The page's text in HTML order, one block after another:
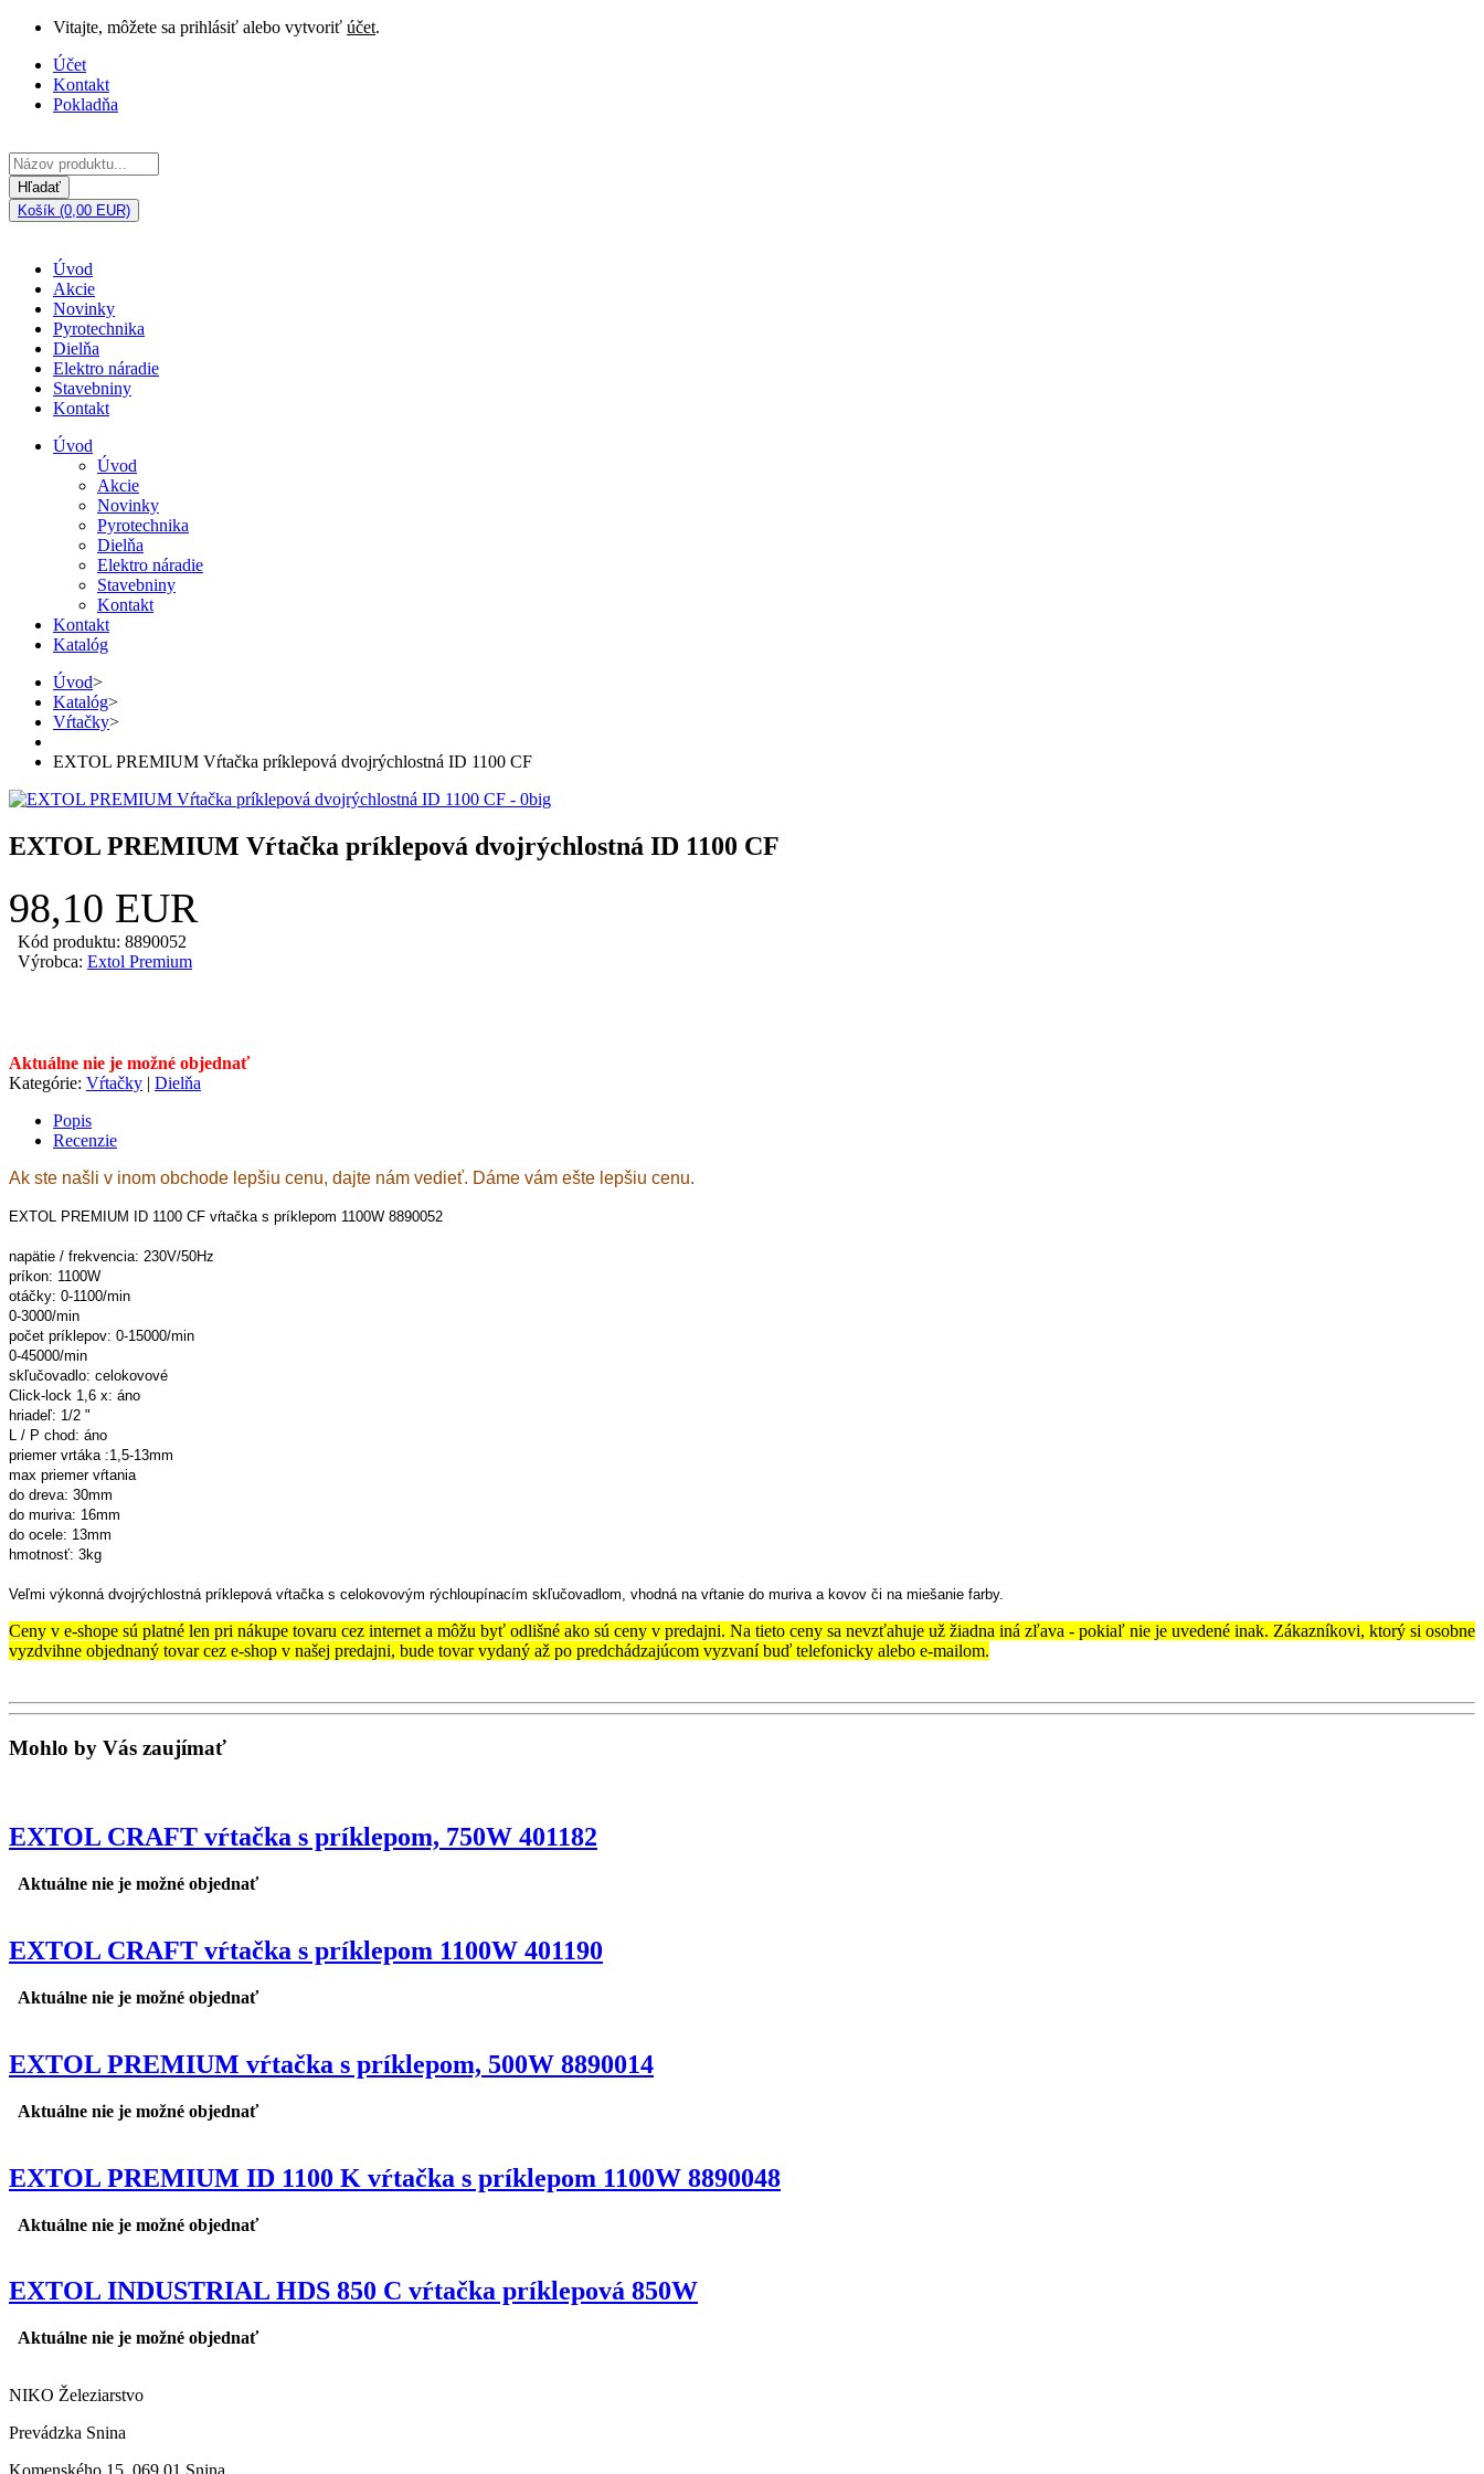
Vitajte, môžete sa prihlásiť alebo vytvoriť účet.
Účet
Kontakt
Pokladňa
Hľadať
Košík (0,00 EUR)
Úvod
Akcie
Novinky
Pyrotechnika
Dielňa
Elektro náradie
Stavebniny
Kontakt
Úvod
Úvod
Akcie
Novinky
Pyrotechnika
Dielňa
Elektro náradie
Stavebniny
Kontakt
Kontakt
Katalóg
Úvod>
Katalóg>
Vŕtačky>
EXTOL PREMIUM Vŕtačka príklepová dvojrýchlostná ID 1100 CF
EXTOL PREMIUM Vŕtačka príklepová dvojrýchlostná ID 1100 CF
98,10 EUR
Kód produktu: 8890052
Výrobca: Extol Premium
Aktuálne nie je možné objednať
Kategórie: Vŕtačky | Dielňa
Popis
Recenzie
Ak ste našli v inom obchode lepšiu cenu, dajte nám vedieť. Dáme vám ešte lepšiu cenu.
EXTOL PREMIUM ID 1100 CF vŕtačka s príklepom 1100W 8890052
napätie / frekvencia: 230V/50Hz
príkon: 1100W
otáčky: 0-1100/min
0-3000/min
počet príklepov: 0-15000/min
0-45000/min
skľučovadlo: celokovové
Click-lock 1,6 x: áno
hriadeľ: 1/2 "
L / P chod: áno
priemer vrtáka :1,5-13mm
max priemer vŕtania
do dreva: 30mm
do muriva: 16mm
do ocele: 13mm
hmotnosť: 3kg
Veľmi výkonná dvojrýchlostná príklepová vŕtačka s celokovovým rýchloupínacím skľučovadlom, vhodná na vŕtanie do muriva a kovov či na miešanie farby.
Ceny v e-shope sú platné len pri nákupe tovaru cez internet a môžu byť odlišné ako sú ceny v predajni. Na tieto ceny sa nevzťahuje už žiadna iná zľava - pokiaľ nie je uvedené inak. Zákazníkovi, ktorý si osobne
vyzdvihne objednaný tovar cez e-shop v našej predajni, bude tovar vydaný až po predchádzajúcom vyzvaní buď telefonicky alebo e-mailom.
Mohlo by Vás zaujímať
EXTOL CRAFT vŕtačka s príklepom, 750W 401182
Aktuálne nie je možné objednať
EXTOL CRAFT vŕtačka s príklepom 1100W 401190
Aktuálne nie je možné objednať
EXTOL PREMIUM vŕtačka s príklepom, 500W 8890014
Aktuálne nie je možné objednať
EXTOL PREMIUM ID 1100 K vŕtačka s príklepom 1100W 8890048
Aktuálne nie je možné objednať
EXTOL INDUSTRIAL HDS 850 C vŕtačka príklepová 850W
Aktuálne nie je možné objednať
NIKO Železiarstvo
Prevádzka Snina